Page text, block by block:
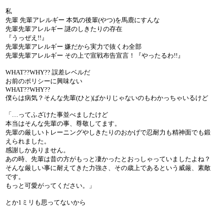
私
先輩 先輩アレルギー 本気の後輩(やつ)を馬鹿にすんな
先輩先輩アレルギー 謎のしきたりの存在
『うっぜえ!!』
先輩先輩アレルギー 嫌だから実力で抜くわ全部
先輩先輩アレルギー その上で宣戦布告宣言！『やったるわ!!』
WHAT??WHY?? 誤差レベルだ
お前のポリシーに興味ない
WHAT??WHY??
僕らは病気？そんな先輩(ひと)ばかりじゃないのもわかっちゃいるけど
「…ってふざけた事並べましたけど
本当はそんな先輩の事、尊敬してます。
先輩の厳しいトレーニングやしきたりのおかげで忍耐力も精神面でも鍛
えられました。
感謝しかありません。
あの時、先輩は昔の方がもっと凄かったとおっしゃっていましたよね？
そんな厳しい事に耐えてきた力強さ、その歳上であるという威厳、素敵
です。
もっと可愛がってください。」
とか1ミリも思ってないから